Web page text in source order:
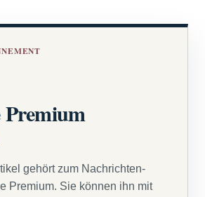
gehört zum Nachrichten-
Premium. Sie können ihn mit